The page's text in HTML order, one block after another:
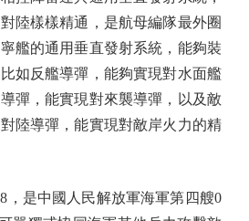
陸樣樣精通，是航母編隊最外圈
艦的通用垂直發射系統，能夠裝
如反艦導彈，能夠實現對水面艦
彈，能實現對來襲導彈，以及敵
陸導彈，能實現對敵岸火力的精
是中國人民解放軍海軍第四艘0